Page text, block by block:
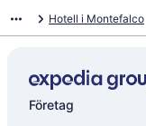
s
d
a
n
Hotell i Montefalco
Företag